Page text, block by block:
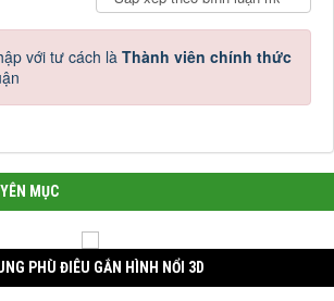
với tư cách làThành viên chính thức
MỤC
PHÙ ĐIÊU GẮN HÌNH NỔI 3D